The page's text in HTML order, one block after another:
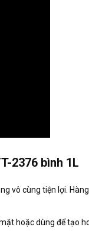
2376 bình 1L
vô cùng tiện lợi.
hoặc dùng để tạo